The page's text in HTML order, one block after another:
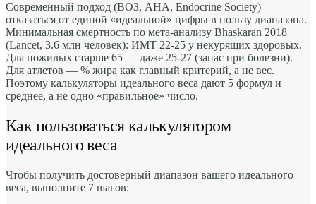
Современный подход (ВОЗ, AHA, Endocrine Society) —
отказаться от единой «идеальной» цифры в пользу диапазона.
Минимальная смертность по мета-анализу Bhaskaran 2018
(Lancet, 3.6 млн человек): ИМТ 22-25 у некурящих здоровых.
Для пожилых старше 65 — даже 25-27 (запас при болезни).
Для атлетов — % жира как главный критерий, а не вес.
Поэтому калькуляторы идеального веса дают 5 формул и
среднее, а не одно «правильное» число.
Как пользоваться калькулятором
идеального веса
Чтобы получить достоверный диапазон вашего идеального
веса, выполните 7 шагов: